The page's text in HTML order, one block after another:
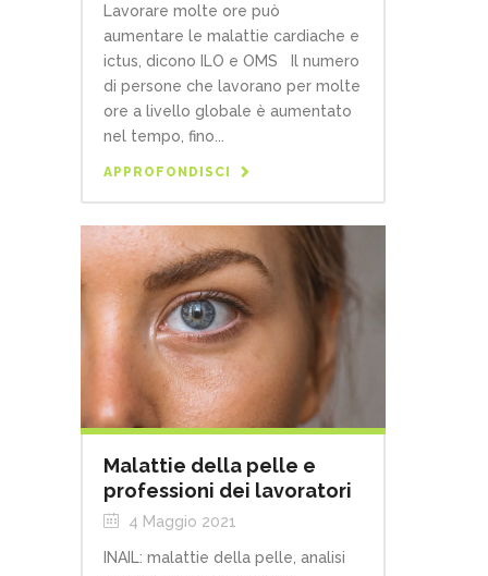
Lavorare molte ore può
aumentare le malattie cardiache e
ictus, dicono ILO e OMS Il numero
di persone che lavorano per molte
ore a livello globale è aumentato
nel tempo, fino...
APPROFONDISCI
Malattie della pelle e
professioni dei lavoratori
4 Maggio 2021
INAIL: malattie della pelle, analisi